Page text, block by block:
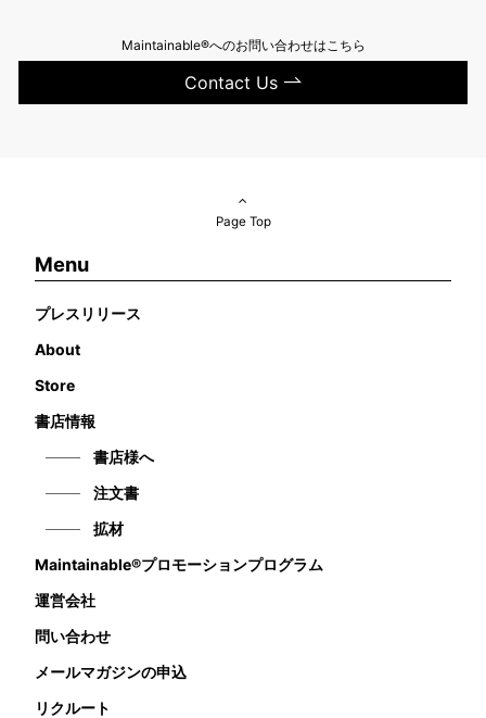
Maintainable®へのお問い合わせはこちら
Contact Us
Page Top
Menu
プレスリリース
About
Store
書店情報
書店様へ
注文書
拡材
Maintainable®プロモーションプログラム
運営会社
問い合わせ
メールマガジンの申込
リクルート